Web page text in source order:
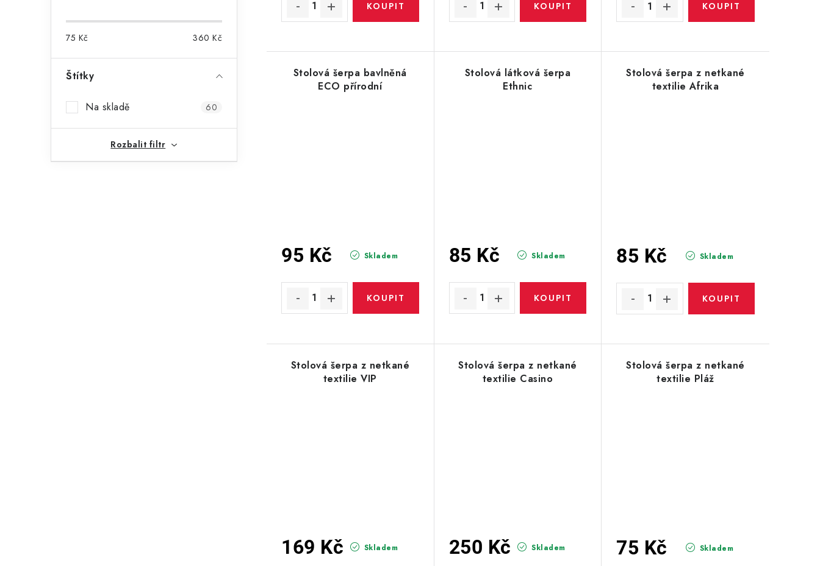
75 Kč 360 Kč
Štítky
Na skladě 60
Rozbalit filtr
Stolová šerpa bavlněná
ECO přírodní
Skladem
95 Kč
Stolová látková šerpa
Ethnic
Skladem
85 Kč
Stolová šerpa z netkané
textilie Afrika
Skladem
85 Kč
Stolová šerpa z netkané
textilie VIP
Skladem
169 Kč
Stolová šerpa z netkané
textilie Casino
Skladem
250 Kč
Stolová šerpa z netkané
textilie Pláž
Skladem
75 Kč